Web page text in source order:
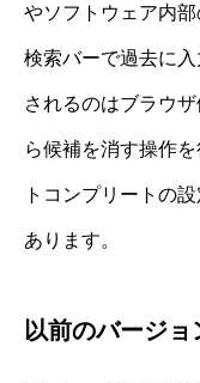
やソフトウェア内部
検索バーで過去に
されるのはブラウ
ら候補を消す操作
トコンプリートの
あります。
以前のバージ